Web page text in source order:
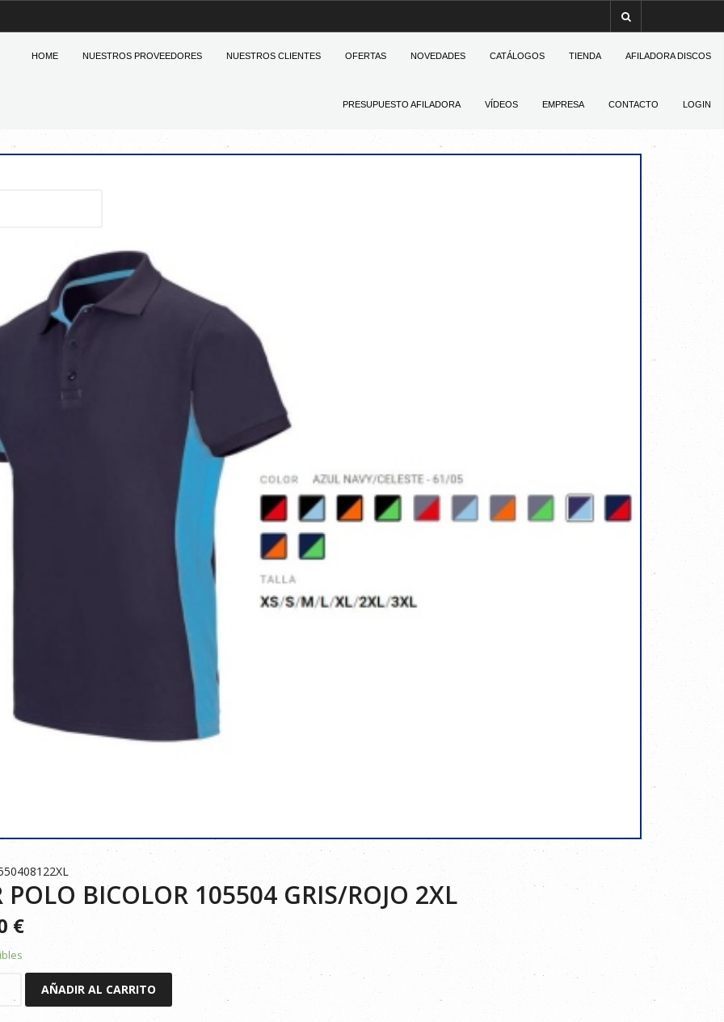
HOME NUESTROS PROVEEDORES NUESTROS CLIENTES OFERTAS NOVEDADES CATÁLOGOS TIENDA AFILADORA DISCOS
PRESUPUESTO AFILADORA VÍDEOS EMPRESA CONTACTO LOGIN
POLO BICOLOR 105504 GRIS/ROJO 2XL
€
AÑADIR AL CARRITO